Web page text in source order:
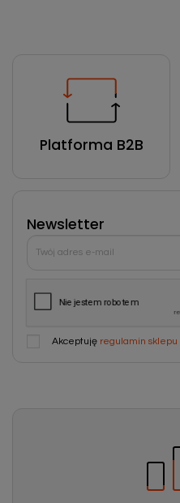
Platforma B2B
Newsletter
Akceptuję regulamin sklepu